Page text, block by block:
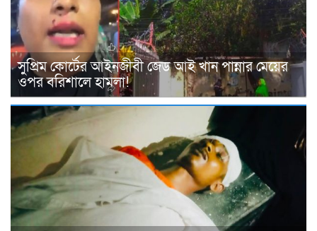
সুপ্রিম কোর্টের আইনজীবী জেড আই খান পান্নার মেয়ের
ওপর বরিশালে হামলা!